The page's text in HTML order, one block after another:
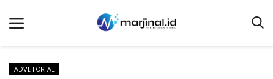
ADVETORIAL